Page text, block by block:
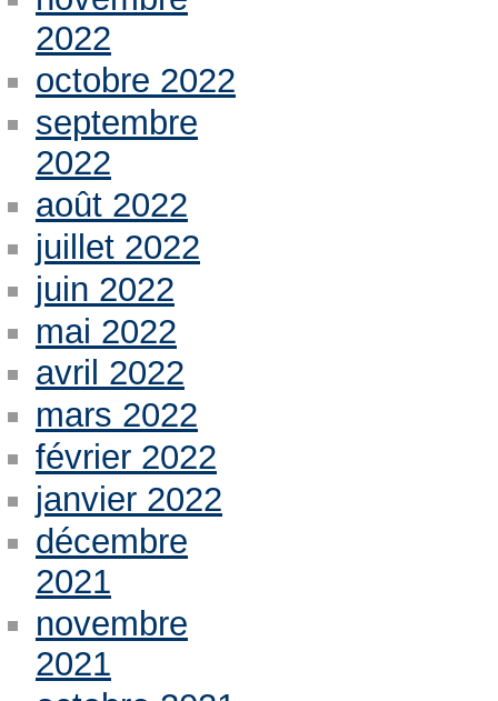
2022
octobre 2022
septembre
2022
août 2022
juillet 2022
juin 2022
mai 2022
avril 2022
mars 2022
février 2022
janvier 2022
décembre
2021
novembre
2021